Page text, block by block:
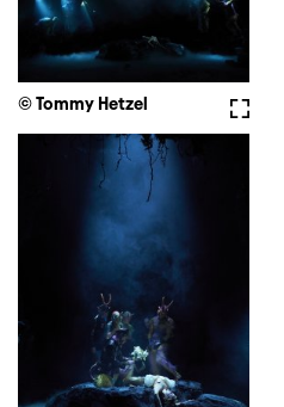
Vollbild
© Tommy Hetzel